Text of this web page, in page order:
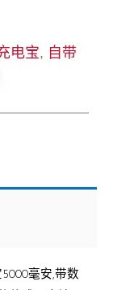
电宝, 自带
毫安,带数